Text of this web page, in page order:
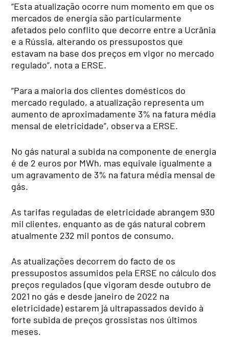
“Esta atualização ocorre num momento em que os
mercados de energia são particularmente
afetados pelo conflito que decorre entre a Ucrânia
e a Rússia, alterando os pressupostos que
estavam na base dos preços em vigor no mercado
regulado”, nota a ERSE.
“Para a maioria dos clientes domésticos do
mercado regulado, a atualização representa um
aumento de aproximadamente 3% na fatura média
mensal de eletricidade”, observa a ERSE.
No gás natural a subida na componente de energia
é de 2 euros por MWh, mas equivale igualmente a
um agravamento de 3% na fatura média mensal de
gás.
As tarifas reguladas de eletricidade abrangem 930
mil clientes, enquanto as de gás natural cobrem
atualmente 232 mil pontos de consumo.
As atualizações decorrem do facto de os
pressupostos assumidos pela ERSE no cálculo dos
preços regulados (que vigoram desde outubro de
2021 no gás e desde janeiro de 2022 na
eletricidade) estarem já ultrapassados devido à
forte subida de preços grossistas nos últimos
meses.